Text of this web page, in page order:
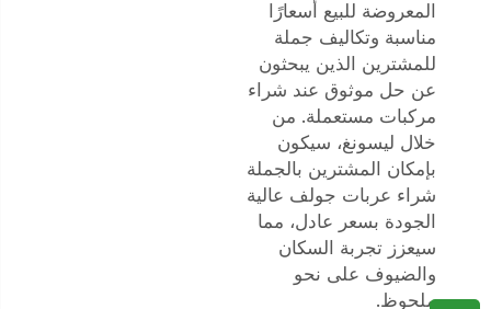
المعروضة للبيع أسعارًا
مناسبة وتكاليف جملة
للمشترين الذين يبحثون
عن حل موثوق عند شراء
مركبات مستعملة. من
خلال ليسونغ، سيكون
بإمكان المشترين بالجملة
شراء عربات جولف عالية
الجودة بسعر عادل، مما
سيعزز تجربة السكان
والضيوف على نحو
ملحوظ.